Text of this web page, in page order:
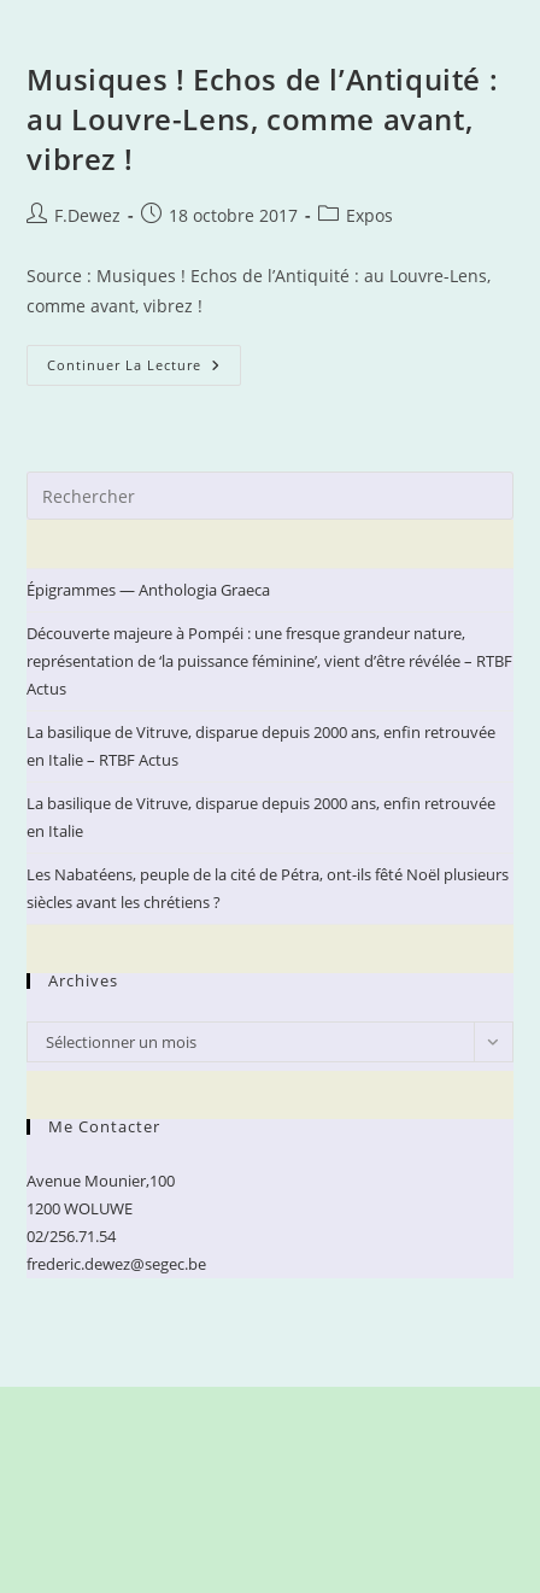
Place
Du
Musiques ! Echos de l’Antiquité :
au Louvre-Lens, comme avant,
vibrez !
Auteur/autrice
la
publication :
F.Dewez
Publication
18 octobre 2017
PostExpos
Source : Musiques ! Echos de l’Antiquité : au Louvre-Lens,
comme avant, vibrez !
Continuer La Lecture Musiques !
Vibrez !
Épigrammes — Anthologia Graeca
Découverte majeure à Pompéi : une fresque grandeur nature,
représentation de ‘la puissance féminine’, vient d’être révélée – RTBF
Actus
La basilique de Vitruve, disparue depuis 2000 ans, enfin retrouvée
en Italie – RTBF Actus
La basilique de Vitruve, disparue depuis 2000 ans, enfin retrouvée
en Italie
Les Nabatéens, peuple de la cité de Pétra, ont-ils fêté Noël plusieurs
siècles avant les chrétiens ?
Archives
Archives
Sélectionner un mois
Me Contacter
Avenue Mounier,100
1200 WOLUWE
02/256.71.54
frederic.dewez@segec.be